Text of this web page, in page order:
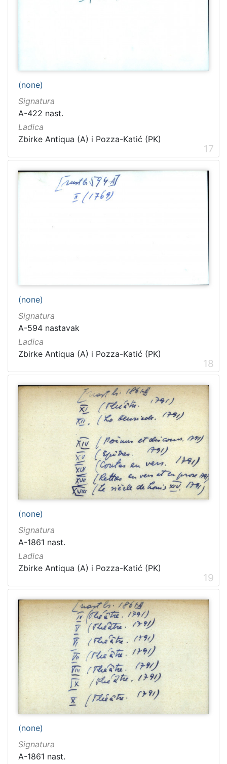
(none)
Signatura
A-422 nast.
Ladica
Zbirke Antiqua (A) i Pozza-Katić (PK)
17
(none)
Signatura
A-594 nastavak
Ladica
Zbirke Antiqua (A) i Pozza-Katić (PK)
18
(none)
Signatura
A-1861 nast.
Ladica
Zbirke Antiqua (A) i Pozza-Katić (PK)
19
(none)
Signatura
A-1861 nast.